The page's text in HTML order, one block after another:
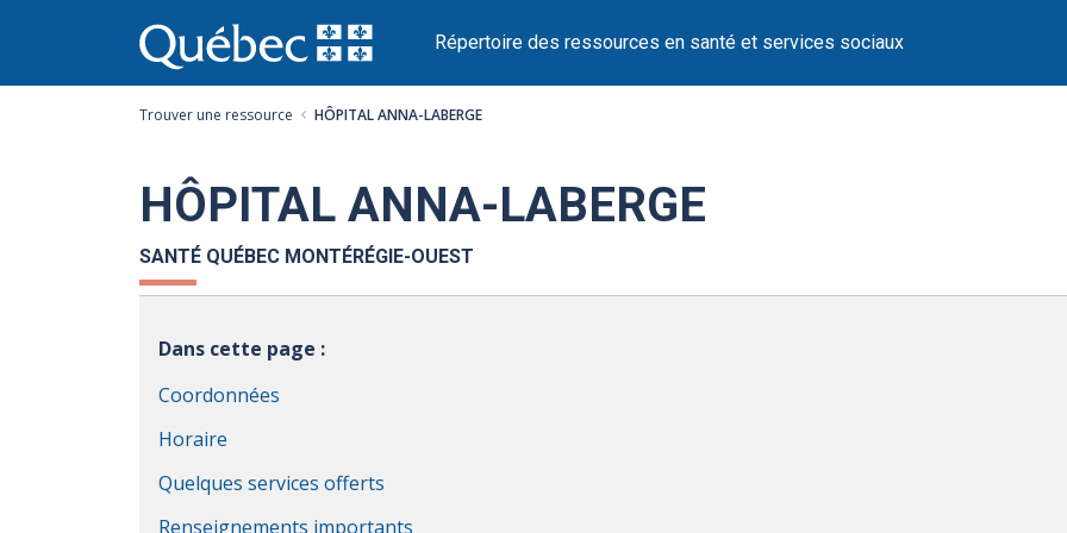
au
contenu
Répertoire des ressources en santé et services sociaux
Trouver une ressource HÔPITAL ANNA-LABERGE
HÔPITAL ANNA-LABERGE
SANTÉ QUÉBEC MONTÉRÉGIE-OUEST
Dans cette page :
Coordonnées
Horaire
Quelques services offerts
Renseignements importants